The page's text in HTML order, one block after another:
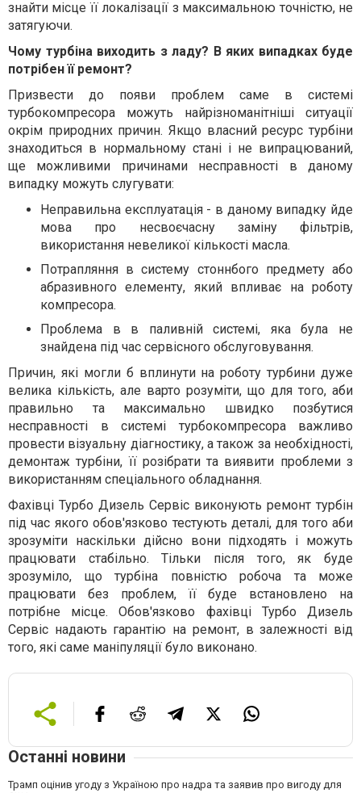
знайти місце її локалізації з максимальною точністю, не
затягуючи.
Чому турбіна виходить з ладу? В яких випадках буде
потрібен її ремонт?
Призвести до появи проблем саме в системі
турбокомпресора можуть найрізноманітніші ситуації
окрім природних причин. Якщо власний ресурс турбіни
знаходиться в нормальному стані і не випрацюваний,
ще можливими причинами несправності в даному
випадку можуть слугувати:
Неправильна експлуатація - в даному випадку йде
мова про несвоєчасну заміну фільтрів,
використання невеликої кількості масла.
Потрапляння в систему стоннбого предмету або
абразивного елементу, який впливає на роботу
компресора.
Проблема в в паливній системі, яка була не
знайдена під час сервісного обслуговування.
Причин, які могли б вплинути на роботу турбини дуже
велика кількість, але варто розуміти, що для того, аби
правильно та максимально швидко позбутися
несправності в системі турбокомпресора важливо
провести візуальну діагностику, а також за необхідності,
демонтаж турбіни, її розібрати та виявити проблеми з
використанням спеціального обладнання.
Фахівці Турбо Дизель Сервіс виконують ремонт турбін
під час якого обов'язково тестують деталі, для того аби
зрозуміти наскільки дійсно вони підходять і можуть
працювати стабільно. Тільки після того, як буде
зрозуміло, що турбіна повністю робоча та може
працювати без проблем, її буде встановлено на
потрібне місце. Обов'язково фахівці Турбо Дизель
Сервіс надають гарантію на ремонт, в залежності від
того, які саме маніпуляції було виконано.
Останні новини
Трамп оцінив угоду з Україною про надра та заявив про вигоду для